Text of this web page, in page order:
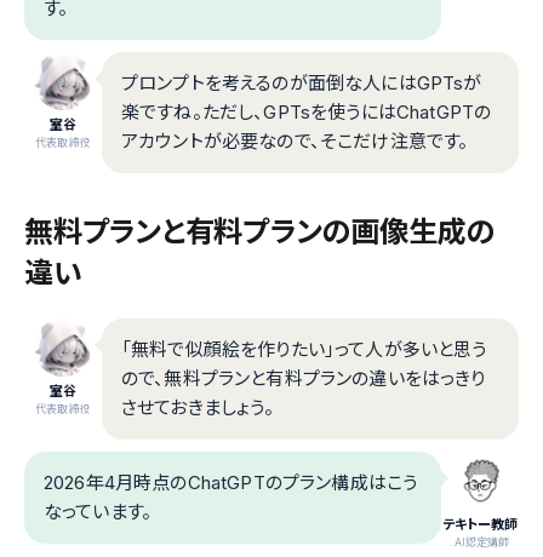
す。
室谷
代表取締役
プロンプトを考えるのが面倒な人にはGPTsが
楽ですね。ただし、GPTsを使うにはChatGPTの
アカウントが必要なので、そこだけ注意です。
無料プランと有料プランの画像生成の
違い
室谷
代表取締役
「無料で似顔絵を作りたい」って人が多いと思う
ので、無料プランと有料プランの違いをはっきり
させておきましょう。
テキトー教師
.AI認定講師
2026年4月時点のChatGPTのプラン構成はこう
なっています。